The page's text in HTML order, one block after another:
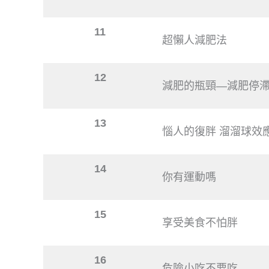
11
超懶人減肥法
12
減肥的瓶頸—減肥停
13
惱人的復胖 溜溜球效
14
你有運動嗎
15
享受美食不怕胖
16